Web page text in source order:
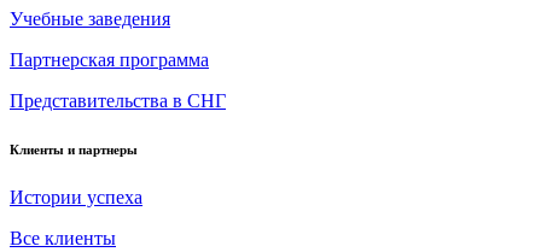
Учебные заведения
Партнерская программа
Представительства в СНГ
Клиенты и партнеры
Истории успеха
Все клиенты